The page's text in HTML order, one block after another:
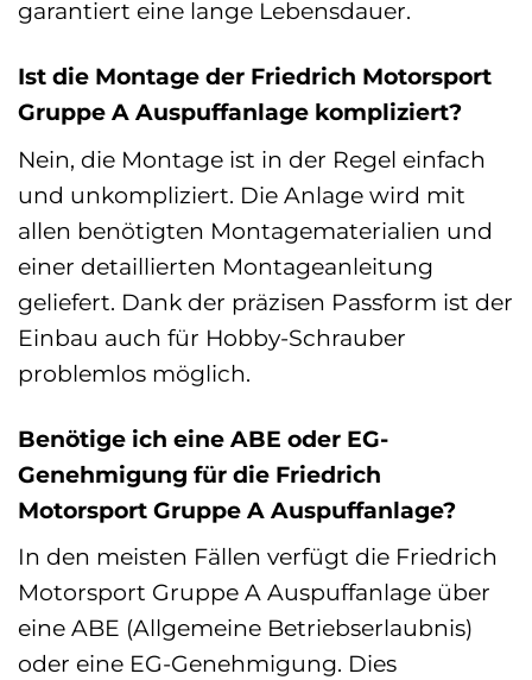
garantiert eine lange Lebensdauer.
Ist die Montage der Friedrich Motorsport
Gruppe A Auspuffanlage kompliziert?
Nein, die Montage ist in der Regel einfach
und unkompliziert. Die Anlage wird mit
allen benötigten Montagematerialien und
einer detaillierten Montageanleitung
geliefert. Dank der präzisen Passform ist der
Einbau auch für Hobby-Schrauber
problemlos möglich.
Benötige ich eine ABE oder EG-
Genehmigung für die Friedrich
Motorsport Gruppe A Auspuffanlage?
In den meisten Fällen verfügt die Friedrich
Motorsport Gruppe A Auspuffanlage über
eine ABE (Allgemeine Betriebserlaubnis)
oder eine EG-Genehmigung. Dies